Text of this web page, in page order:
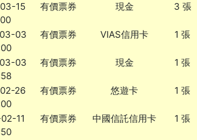
15
有價票券 現金 3 張
03
有價票券 VIAS信用卡 1 張
03
有價票券 現金 1 張
26
有價票券 悠遊卡 1 張
11
有價票券 中國信託信用卡 1 張